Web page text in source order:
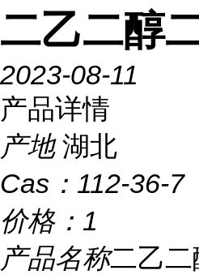
二乙二醇
2023-08-11
产品详情
产地 湖北
Cas： 112-36-7
价格： 1
产品名称二乙